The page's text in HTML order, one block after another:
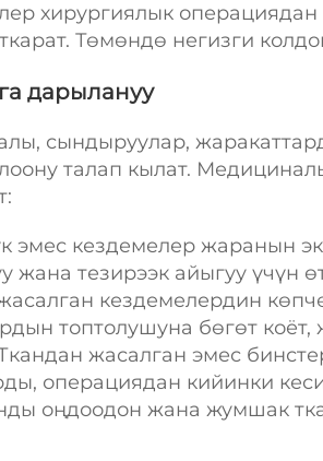
хирургиялык
Төмөндө негизги
дарылануу
сындыруулар,
талап кылат.
эмес кездемелер жаранын
жана тезирээк айыгуу үчүн
кездемелердин
топтолушуна бөгөт
жасалган эмес
операциядан кийинки
оңдоодон жана жумшак